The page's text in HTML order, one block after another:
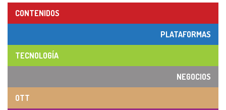
CONTENIDOS
PLATAFORMAS
TECNOLOGÍA
NEGOCIOS
OTT